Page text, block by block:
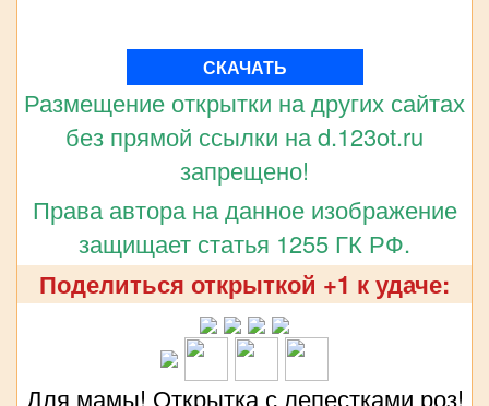
СКАЧАТЬ
Размещение открытки на других сайтах
без прямой ссылки на d.123ot.ru
запрещено!
Права автора на данное изображение
защищает статья 1255 ГК РФ.
Поделиться открыткой +1 к удаче:
Для мамы! Открытка с лепестками роз!